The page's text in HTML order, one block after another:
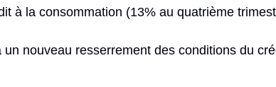
à la consommation (13% au quatrième
nouveau resserrement des conditions du